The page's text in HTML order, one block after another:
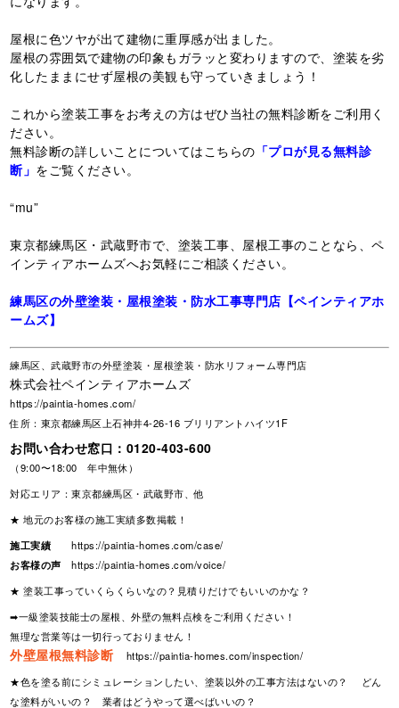
屋根に色ツヤが出て建物に重厚感が出ました。
屋根の雰囲気で建物の印象もガラッと変わりますので、塗装を劣
化したままにせず屋根の美観も守っていきましょう！
これから塗装工事をお考えの方はぜひ当社の無料診断をご利用く
ださい。
無料診断の詳しいことについてはこちらの 「プロが見る無料診
断」 をご覧ください。
“mu”
東京都練馬区・武蔵野市で、塗装工事、屋根工事のことなら、ペ
インティアホームズへお気軽にご相談ください。
練馬区の外壁塗装・屋根塗装・防水工事専門店【ペインティアホ
ームズ】
練馬区、武蔵野市の外壁塗装・屋根塗装・防水リフォーム専門店
株式会社ペインティアホームズ
https://paintia-homes.com/
住所：東京都練馬区上石神井4-26-16 ブリリアントハイツ1F
お問い合わせ窓口： 0120-403-600
（9:00〜18:00 年中無休）
対応エリア：東京都練馬区・武蔵野市、他
★ 地元のお客様の施工実績多数掲載！
施工実績
https://paintia-homes.com/case/
お客様の声
https://paintia-homes.com/voice/
★ 塗装工事っていくらくらいなの？見積りだけでもいいのかな？
➡一級塗装技能士の屋根、外壁の無料点検をご利用ください！
無理な営業等は一切行っておりません！
外壁屋根無料診断
https://paintia-homes.com/inspection/
★色を塗る前にシミュレーションしたい、塗装以外の工事方法はないの？ どん
な塗料がいいの？ 業者はどうやって選べばいいの？